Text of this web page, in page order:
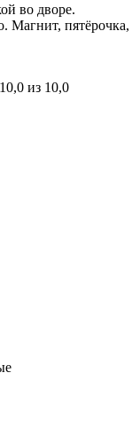
во дворе.
Магнит, пятёрочка,
10,0 из 10,0